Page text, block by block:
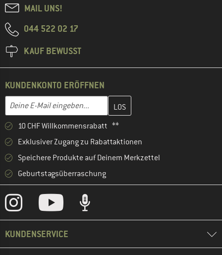
MAIL UNS!
044 522 02 17
KAUF BEWUSST
KUNDENKONTO ERÖFFNEN
E-Mail-Adresse
Gib hier deine E-Mail-Adresse ein und erstelle im nächsten
10 CHF Willkommensrabatt **
Exklusiver Zugang zu Rabattaktionen
Speichere Produkte auf Deinem Merkzettel
Geburtstagsüberraschung
KUNDENSERVICE